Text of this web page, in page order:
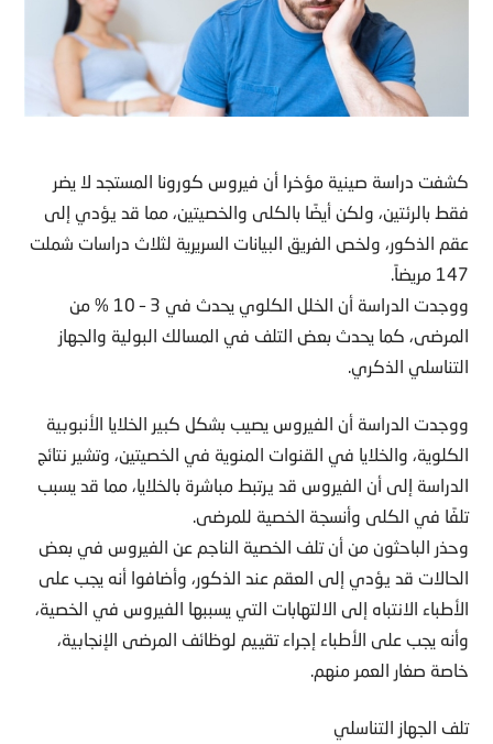
كشفت دراسة صينية مؤخرا أن فيروس كورونا المستجد لا يضر
فقط بالرئتين، ولكن أيضًا بالكلى والخصيتين، مما قد يؤدي إلى
عقم الذكور، ولخص الفريق البيانات السريرية لثلاث دراسات شملت
147 مريضاً.
ووجدت الدراسة أن الخلل الكلوي يحدث في 3 – 10 % من
المرضى، كما يحدث بعض التلف في المسالك البولية والجهاز
التناسلي الذكري.
ووجدت الدراسة أن الفيروس يصيب بشكل كبير الخلايا الأنبوبية
الكلوية، والخلايا في القنوات المنوية في الخصيتين، وتشير نتائج
الدراسة إلى أن الفيروس قد يرتبط مباشرة بالخلايا، مما قد يسبب
تلفًا في الكلى وأنسجة الخصية للمرضى.
وحذر الباحثون من أن تلف الخصية الناجم عن الفيروس في بعض
الحالات قد يؤدي إلى العقم عند الذكور، وأضافوا أنه يجب على
الأطباء الانتباه إلى الالتهابات التي يسببها الفيروس في الخصية،
وأنه يجب على الأطباء إجراء تقييم لوظائف المرضى الإنجابية،
خاصة صغار العمر منهم.
تلف الجهاز التناسلي